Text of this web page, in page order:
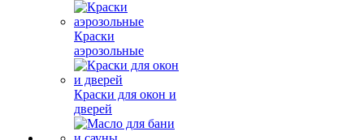
Краски
аэрозольные
Краски для окон и
дверей